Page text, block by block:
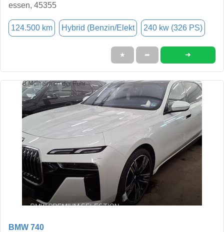
essen, 45355
124.500 km Hybrid (Benzin/Elekt 240 kw (326 PS)
★ ➦ ➜
BMW 740